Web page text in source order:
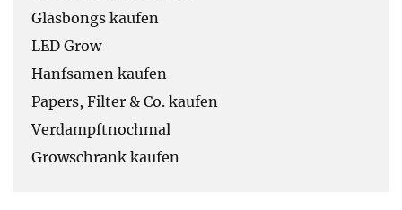
Glasbongs kaufen
LED Grow
Hanfsamen kaufen
Papers, Filter & Co. kaufen
Verdampftnochmal
Growschrank kaufen